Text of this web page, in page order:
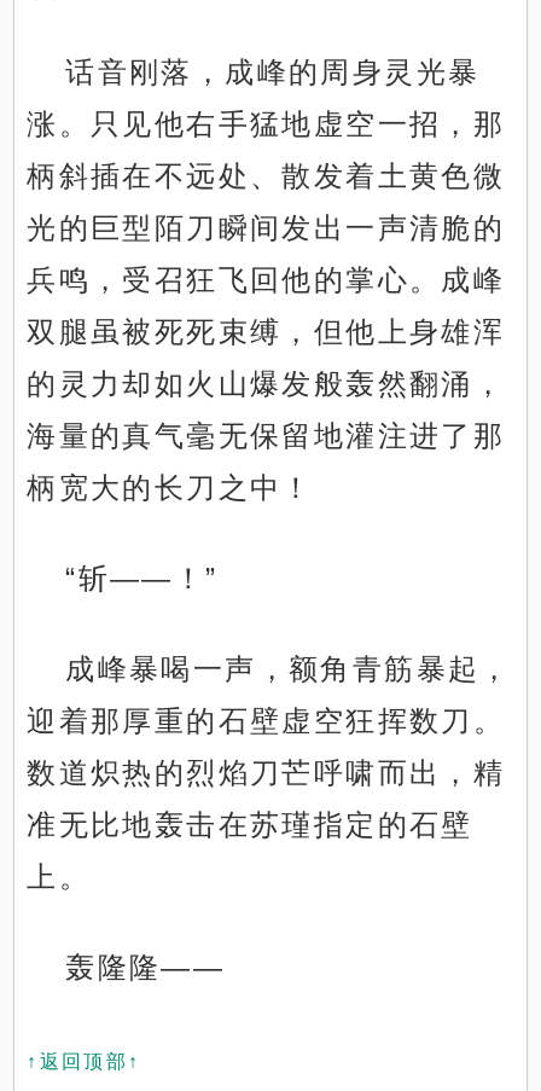
话音刚落，成峰的周身灵光暴
涨。只见他右手猛地虚空一招，那
柄斜插在不远处、散发着土黄色微
光的巨型陌刀瞬间发出一声清脆的
兵鸣，受召狂飞回他的掌心。成峰
双腿虽被死死束缚，但他上身雄浑
的灵力却如火山爆发般轰然翻涌，
海量的真气毫无保留地灌注进了那
柄宽大的长刀之中！
“斩——！”
成峰暴喝一声，额角青筋暴起，
迎着那厚重的石壁虚空狂挥数刀。
数道炽热的烈焰刀芒呼啸而出，精
准无比地轰击在苏瑾指定的石壁
上。
轰隆隆——
↑返回顶部↑